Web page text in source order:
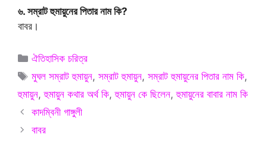
৬. সম্রাট হুমায়ুনের পিতার নাম কি?
বাবর।
Categories
ঐতিহাসিক চরিত্র
Tags
মুঘল সম্রাট হুমায়ুন,সম্রাট হুমায়ুন,সম্রাট হুমায়ুনের পিতার নাম কি,
হুমায়ুন,হুমায়ুন কথার অর্থ কি,হুমায়ুন কে ছিলেন,হুমায়ুনের বাবার নাম কি
কাদম্বিনী গাঙ্গুলী
বাবর